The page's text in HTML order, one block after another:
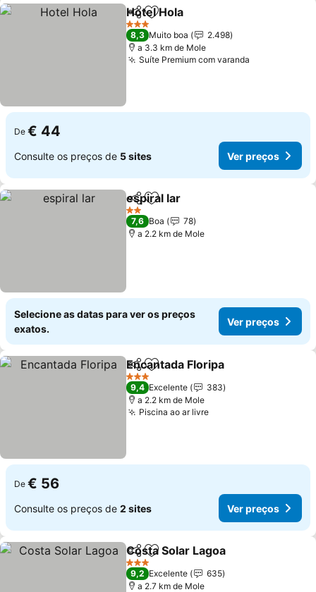
PartilharAdicionar aos favoritos
Hotel Hola
3 Estrelas
8,3 Muito boa
2.498
a 3.3 km de Mole
Suíte Premium com varanda
De € 44
Consulte os preços de 5 sites Ver preços
PartilharAdicionar aos favoritos
espiral lar
2 Estrelas
7,6 Boa
78
a 2.2 km de Mole
Selecione as datas para ver os preços
exatos.
Ver preços
PartilharAdicionar aos favoritos
Encantada Floripa
3 Estrelas
9,4 Excelente
383
a 2.2 km de Mole
Piscina ao ar livreVer preços
De € 56
Consulte os preços de 2 sites Ver preços
PartilharAdicionar aos favoritos
Costa Solar Lagoa
3 Estrelas
9,2 Excelente
635
a 2.7 km de Mole